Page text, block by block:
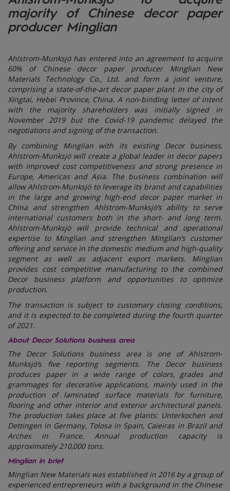
majority of Chinese decor paper
producer Minglian
Ahlstrom-Munksjö has entered into an agreement to acquire
60% of Chinese decor paper producer Minglian New
Materials Technology Co., Ltd. and form a joint venture,
comprising a state-of-the-art decor paper plant in the city of
Xingtai, Hebei Province, China. A non-binding letter of intent
with the majority shareholders was initially signed in
November 2019 but the Covid-19 pandemic delayed the
negotiations and signing of the transaction.
By combining Minglian with its existing Decor business,
Ahlstrom-Munksjö will create a global leader in decor papers
with improved cost competitiveness and strong presence in
Europe, Americas and Asia. The business combination will
allow Ahlstrom-Munksjö to leverage its brand and capabilities
in the large and growing high-end decor paper market in
China and strengthen Ahlstrom-Munksjö’s ability to serve
international customers both in the short- and long term.
Ahlstrom-Munksjö will provide technical and operational
expertise to Minglian and strengthen Minglian’s customer
offering and service in the domestic medium and high-quality
segment as well as adjacent export markets. Minglian
provides cost competitive manufacturing to the combined
Decor business platform and opportunities to optimize
production.
The transaction is subject to customary closing conditions,
and it is expected to be completed during the fourth quarter
of 2021.
About Decor Solutions business area
The Decor Solutions business area is one of Ahlstrom-
Munksjö‘s five reporting segments. The Decor business
produces paper in a wide range of colors, grades and
grammages for decorative applications, mainly used in the
production of laminated surface materials for furniture,
flooring and other interior and exterior architectural panels.
The production takes place at five plants: Unterkochen and
Dettingen in Germany, Tolosa in Spain, Caieiras in Brazil and
Arches in France. Annual production capacity is
approximately 210,000 tons.
Minglian in brief
Minglian New Materials was established in 2016 by a group of
experienced entrepreneurs with a background in the Chinese